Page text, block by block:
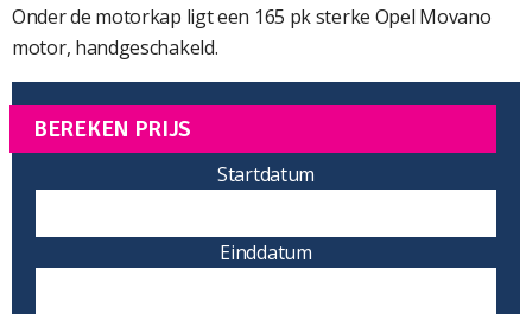
Onder de motorkap ligt een 165 pk sterke Opel Movano
motor, handgeschakeld.
BEREKEN PRIJS
Startdatum
Einddatum